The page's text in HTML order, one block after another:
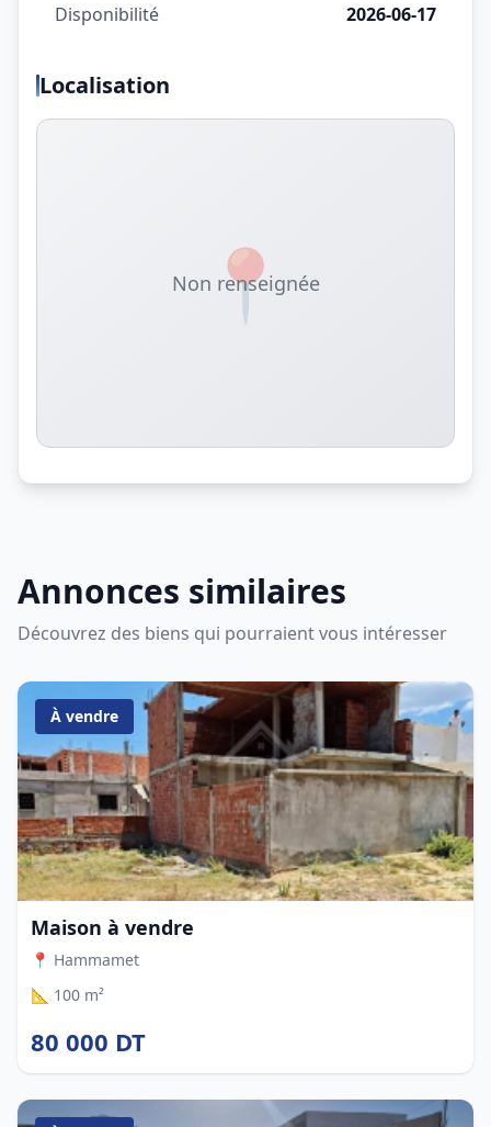
Disponibilité 2026-06-17
Localisation
📍
Non renseignée
Annonces similaires
Découvrez des biens qui pourraient vous intéresser
À vendre
Maison à vendre
📍 Hammamet
📐 100 m²
80 000 DT